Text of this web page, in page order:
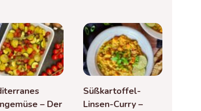
– Der
Süßkartoffel-
Linsen-Curry –